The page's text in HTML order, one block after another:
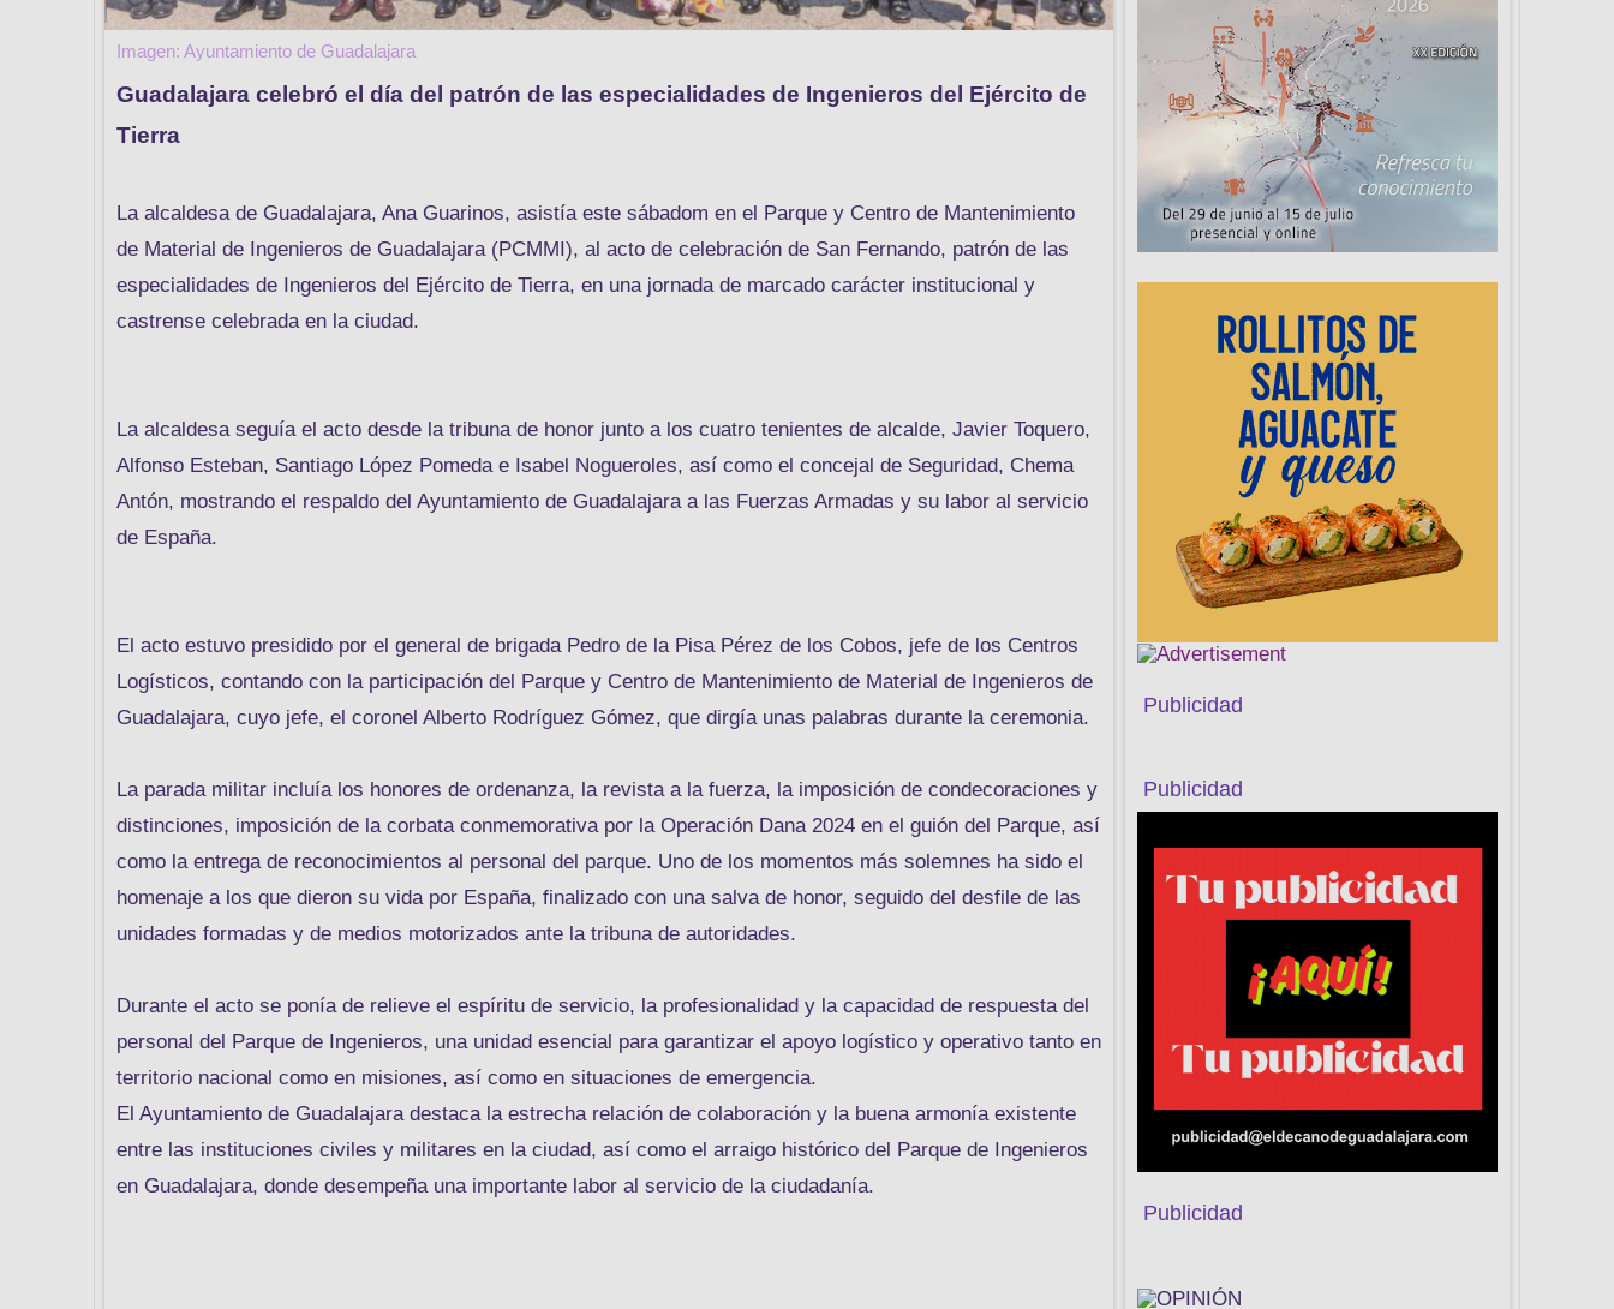
Imagen: Ayuntamiento de Guadalajara
Guadalajara celebró el día del patrón de las especialidades de Ingenieros del Ejército de
Tierra
La alcaldesa de Guadalajara, Ana Guarinos, asistía este sábadom en el Parque y Centro de Mantenimiento
de Material de Ingenieros de Guadalajara (PCMMI), al acto de celebración de San Fernando, patrón de las
especialidades de Ingenieros del Ejército de Tierra, en una jornada de marcado carácter institucional y
castrense celebrada en la ciudad.
La alcaldesa seguía el acto desde la tribuna de honor junto a los cuatro tenientes de alcalde, Javier Toquero,
Alfonso Esteban, Santiago López Pomeda e Isabel Nogueroles, así como el concejal de Seguridad, Chema
Antón, mostrando el respaldo del Ayuntamiento de Guadalajara a las Fuerzas Armadas y su labor al servicio
de España.
El acto estuvo presidido por el general de brigada Pedro de la Pisa Pérez de los Cobos, jefe de los Centros
Logísticos, contando con la participación del Parque y Centro de Mantenimiento de Material de Ingenieros de
Guadalajara, cuyo jefe, el coronel Alberto Rodríguez Gómez, que dirgía unas palabras durante la ceremonia.
La parada militar incluía los honores de ordenanza, la revista a la fuerza, la imposición de condecoraciones y
distinciones, imposición de la corbata conmemorativa por la Operación Dana 2024 en el guión del Parque, así
como la entrega de reconocimientos al personal del parque. Uno de los momentos más solemnes ha sido el
homenaje a los que dieron su vida por España, finalizado con una salva de honor, seguido del desfile de las
unidades formadas y de medios motorizados ante la tribuna de autoridades.
Durante el acto se ponía de relieve el espíritu de servicio, la profesionalidad y la capacidad de respuesta del
personal del Parque de Ingenieros, una unidad esencial para garantizar el apoyo logístico y operativo tanto en
territorio nacional como en misiones, así como en situaciones de emergencia.
El Ayuntamiento de Guadalajara destaca la estrecha relación de colaboración y la buena armonía existente
entre las instituciones civiles y militares en la ciudad, así como el arraigo histórico del Parque de Ingenieros
en Guadalajara, donde desempeña una importante labor al servicio de la ciudadanía.
Publicidad
Publicidad
Publicidad